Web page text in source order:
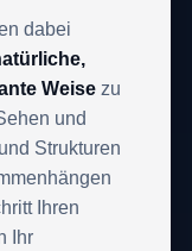
dabei
Weise zu
und
Strukturen
Ihren
Ihr